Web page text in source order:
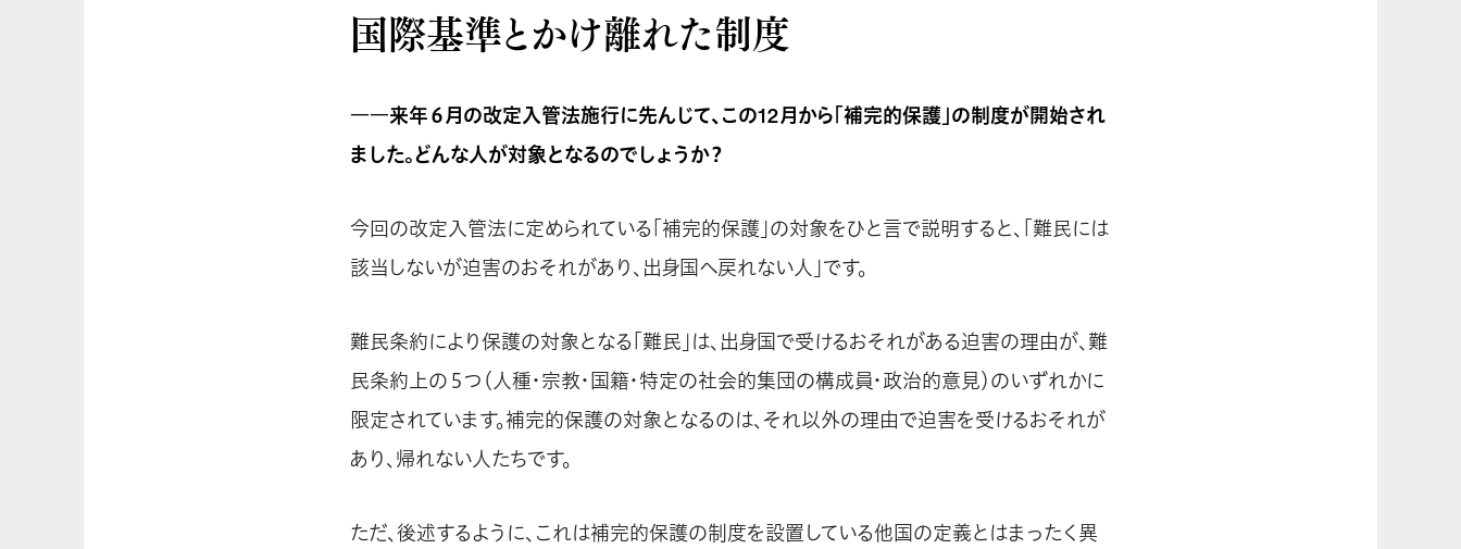
国際基準とかけ離れた制度
――来年６月の改定入管法施行に先んじて、この12月から「補完的保護」の制度が開始され
ました。どんな人が対象となるのでしょうか？
今回の改定入管法に定められている「補完的保護」の対象をひと言で説明すると、「難民には
該当しないが迫害のおそれがあり、出身国へ戻れない人」です。
難民条約により保護の対象となる「難民」は、出身国で受けるおそれがある迫害の理由が、難
民条約上の５つ（人種・宗教・国籍・特定の社会的集団の構成員・政治的意見）のいずれかに
限定されています。補完的保護の対象となるのは、それ以外の理由で迫害を受けるおそれが
あり、帰れない人たちです。
ただ、後述するように、これは補完的保護の制度を設置している他国の定義とはまったく異